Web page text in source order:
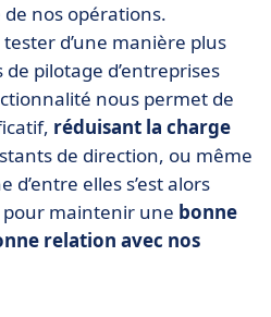
nos opérations.
d’une manière plus
pilotage d’entreprises
nous permet de
réduisant la charge
de direction, ou même
d’entre elles s’est alors
pour maintenir une bonne
relation avec nos